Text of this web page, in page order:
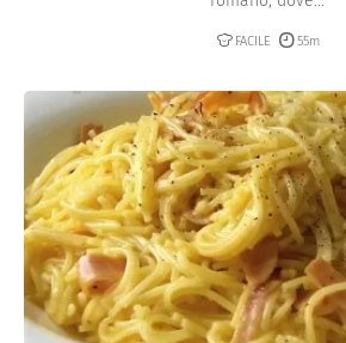
FACILE 55m